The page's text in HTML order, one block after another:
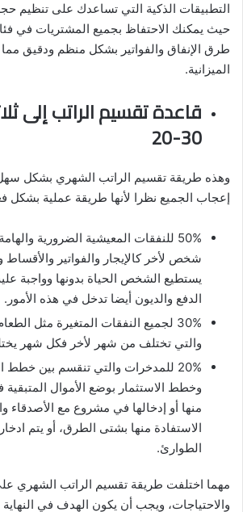
التطبيقات الذكية التي تساعدك على تنظيم
حيث يمكنك الاحتفاظ بجميع المشتريات في
طرق الإنفاق والفواتير بشكل منظم ودقيق
الميزانية.
30-20
وهذه طريقة تقسيم الراتب الشهري بشكل
إعجاب الجميع نظرا لأنها طريقة عملية بشكل
50% للنفقات المعيشية الضرورية
شخص لأخر كالإيجار والفواتير والأقساط
يستطيع الشخص الحياة بدونها وواجبة
الدفع والديون أيضا تدخل في هذه الأمور.
30% لجميع النفقات المتغيرة مثل
والتي تختلف من شهر لأخر فكل شهر
20% للمدخرات والتي تنقسم بين خطط
وخطط الاستثمار بوضع الأموال المتبقية
منها أو إدخالها في مشروع مع الأصدقاء
الاستفادة منها بشتى الطرق، أو يتم
الطوارئ.
مهما اختلفت طريقة تقسيم الراتب الشهري
والاحتياجات، ويجب أن يكون الهدف في